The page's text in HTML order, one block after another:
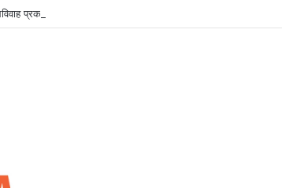
प्रकरण उघड; पतीसह सासू-सासरे व आई-वडिलांवर पोक्सोचा गुन्हा